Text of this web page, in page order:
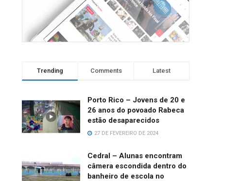
Trending Comments Latest
Porto Rico – Jovens de 20 e
26 anos do povoado Rabeca
estão desaparecidos
27 DE FEVEREIRO DE 2024
Cedral – Alunas encontram
câmera escondida dentro do
banheiro de escola no